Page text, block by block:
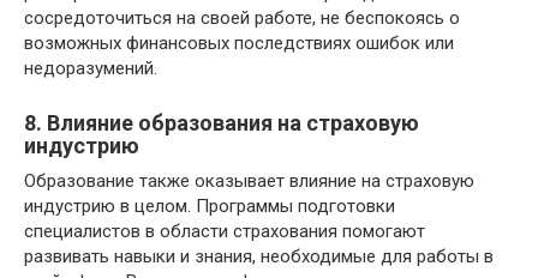
сосредоточиться на своей работе, не беспокоясь о
возможных финансовых последствиях ошибок или
недоразумений.
8. Влияние образования на страховую
индустрию
Образование также оказывает влияние на страховую
индустрию в целом. Программы подготовки
специалистов в области страхования помогают
развивать навыки и знания, необходимые для работы в